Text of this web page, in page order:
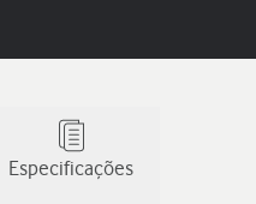
Especificações